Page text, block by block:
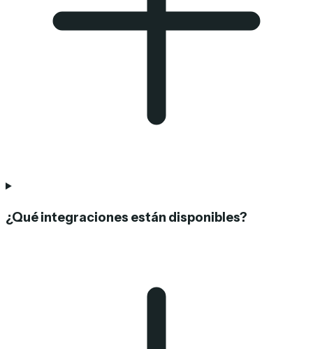
¿Qué integraciones están disponibles?